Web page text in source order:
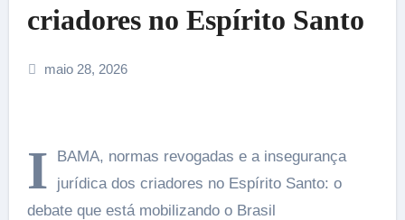
criadores no Espírito Santo
maio 28, 2026
I
BAMA, normas revogadas e a insegurança
jurídica dos criadores no Espírito Santo: o
debate que está mobilizando o Brasil